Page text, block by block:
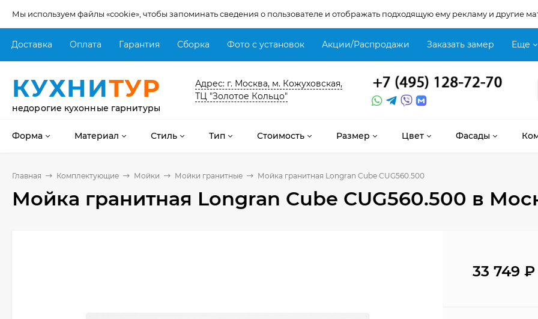
Мы используем файлы «cookie», чтобы запоминать сведения о пользователе и отображать подходящую ему рекламу и другие
Доставка Оплата Гарантия Сборка Фото с установок Акции/Распродажи Заказать замер Еще
КУХНИТУР
недорогие кухонные гарнитуры
Адрес: г. Москва, м. Кожуховская,
ТЦ "Золотое Кольцо"
Форма Материал Стиль Тип Стоимость Размер Цвет Фасады
Главная Комплектующие Мойки Мойки гранитные Мойка гранитная Longran Cube CUG560.500
Мойка гранитная Longran Cube CUG560.500 в
33 749₽